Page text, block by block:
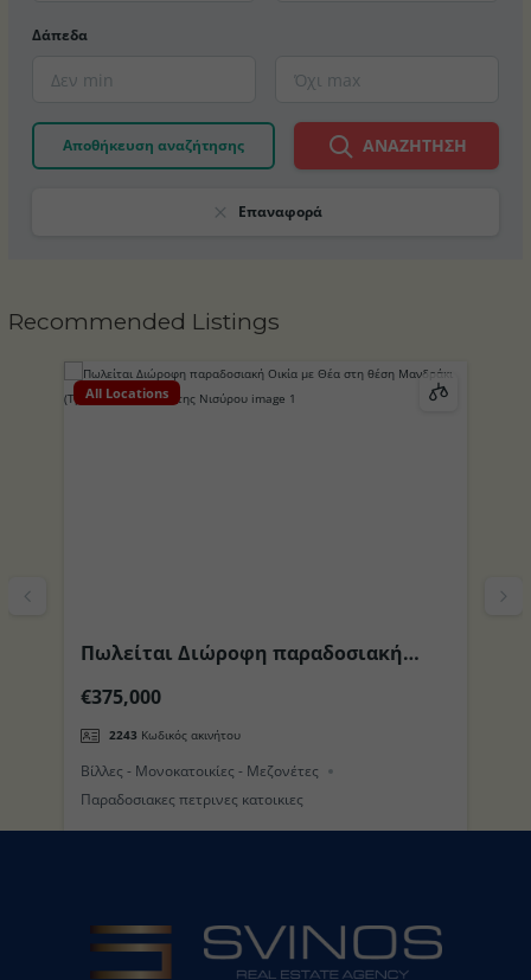
Δάπεδα
Αποθήκευση αναζήτησης ΑΝΑΖΉΤΗΣΗ
Επαναφορά
Recommended Listings
All Locations
Πωλείται Διώροφη παραδοσιακή
(Τρούλος) στο Νησί της Νισύρου
€375,000
2243 Κωδικός ακινήτου
Βίλλες - Μονοκατοικίες - Μεζονέτες
Παραδοσιακες πετρινες κατοικιες